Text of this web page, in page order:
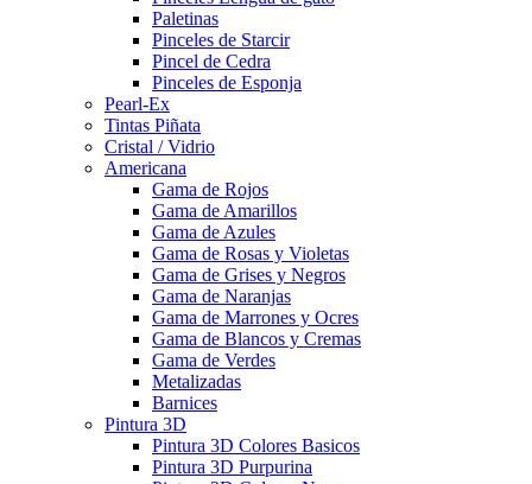
Paletinas
Pinceles de Starcir
Pincel de Cedra
Pinceles de Esponja
Pearl-Ex
Tintas Piñata
Cristal / Vidrio
Americana
Gama de Rojos
Gama de Amarillos
Gama de Azules
Gama de Rosas y Violetas
Gama de Grises y Negros
Gama de Naranjas
Gama de Marrones y Ocres
Gama de Blancos y Cremas
Gama de Verdes
Metalizadas
Barnices
Pintura 3D
Pintura 3D Colores Basicos
Pintura 3D Purpurina